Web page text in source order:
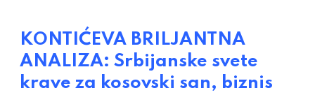
KONTIĆEVA BRILJANTNA
ANALIZA: Srbijanske svete
krave za kosovski san, biznis